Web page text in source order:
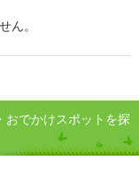
ん。
おでかけスポットを探